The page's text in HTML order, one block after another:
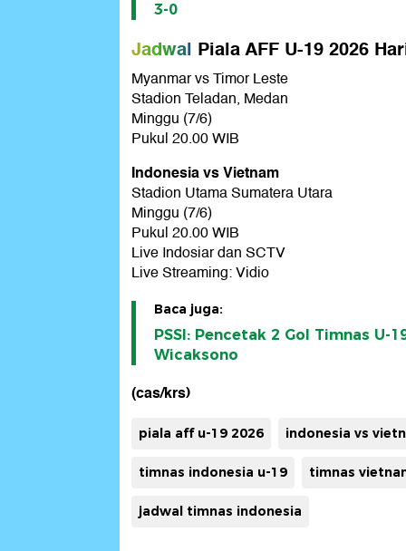
3-0
Jadwal Piala AFF U-19 2026
Myanmar vs Timor Leste
Stadion Teladan, Medan
Minggu (7/6)
Pukul 20.00 WIB
Indonesia vs Vietnam
Stadion Utama Sumatera Utara
Minggu (7/6)
Pukul 20.00 WIB
Live Indosiar dan SCTV
Live Streaming: Vidio
Baca juga:
PSSI: Pencetak 2 Gol Timnas U-
Wicaksono
(cas/krs)
piala aff u-19 2026 indonesia vs
timnas indonesia u-19 timnas
jadwal timnas indonesia